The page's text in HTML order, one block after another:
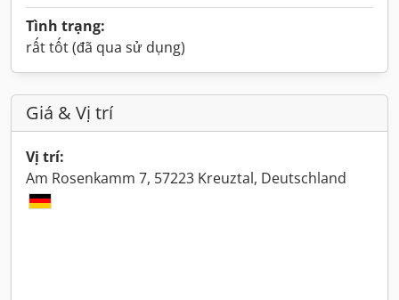
Tình trạng:
rất tốt (đã qua sử dụng)
Giá & Vị trí
Vị trí:
Am Rosenkamm 7, 57223 Kreuztal, Deutschland